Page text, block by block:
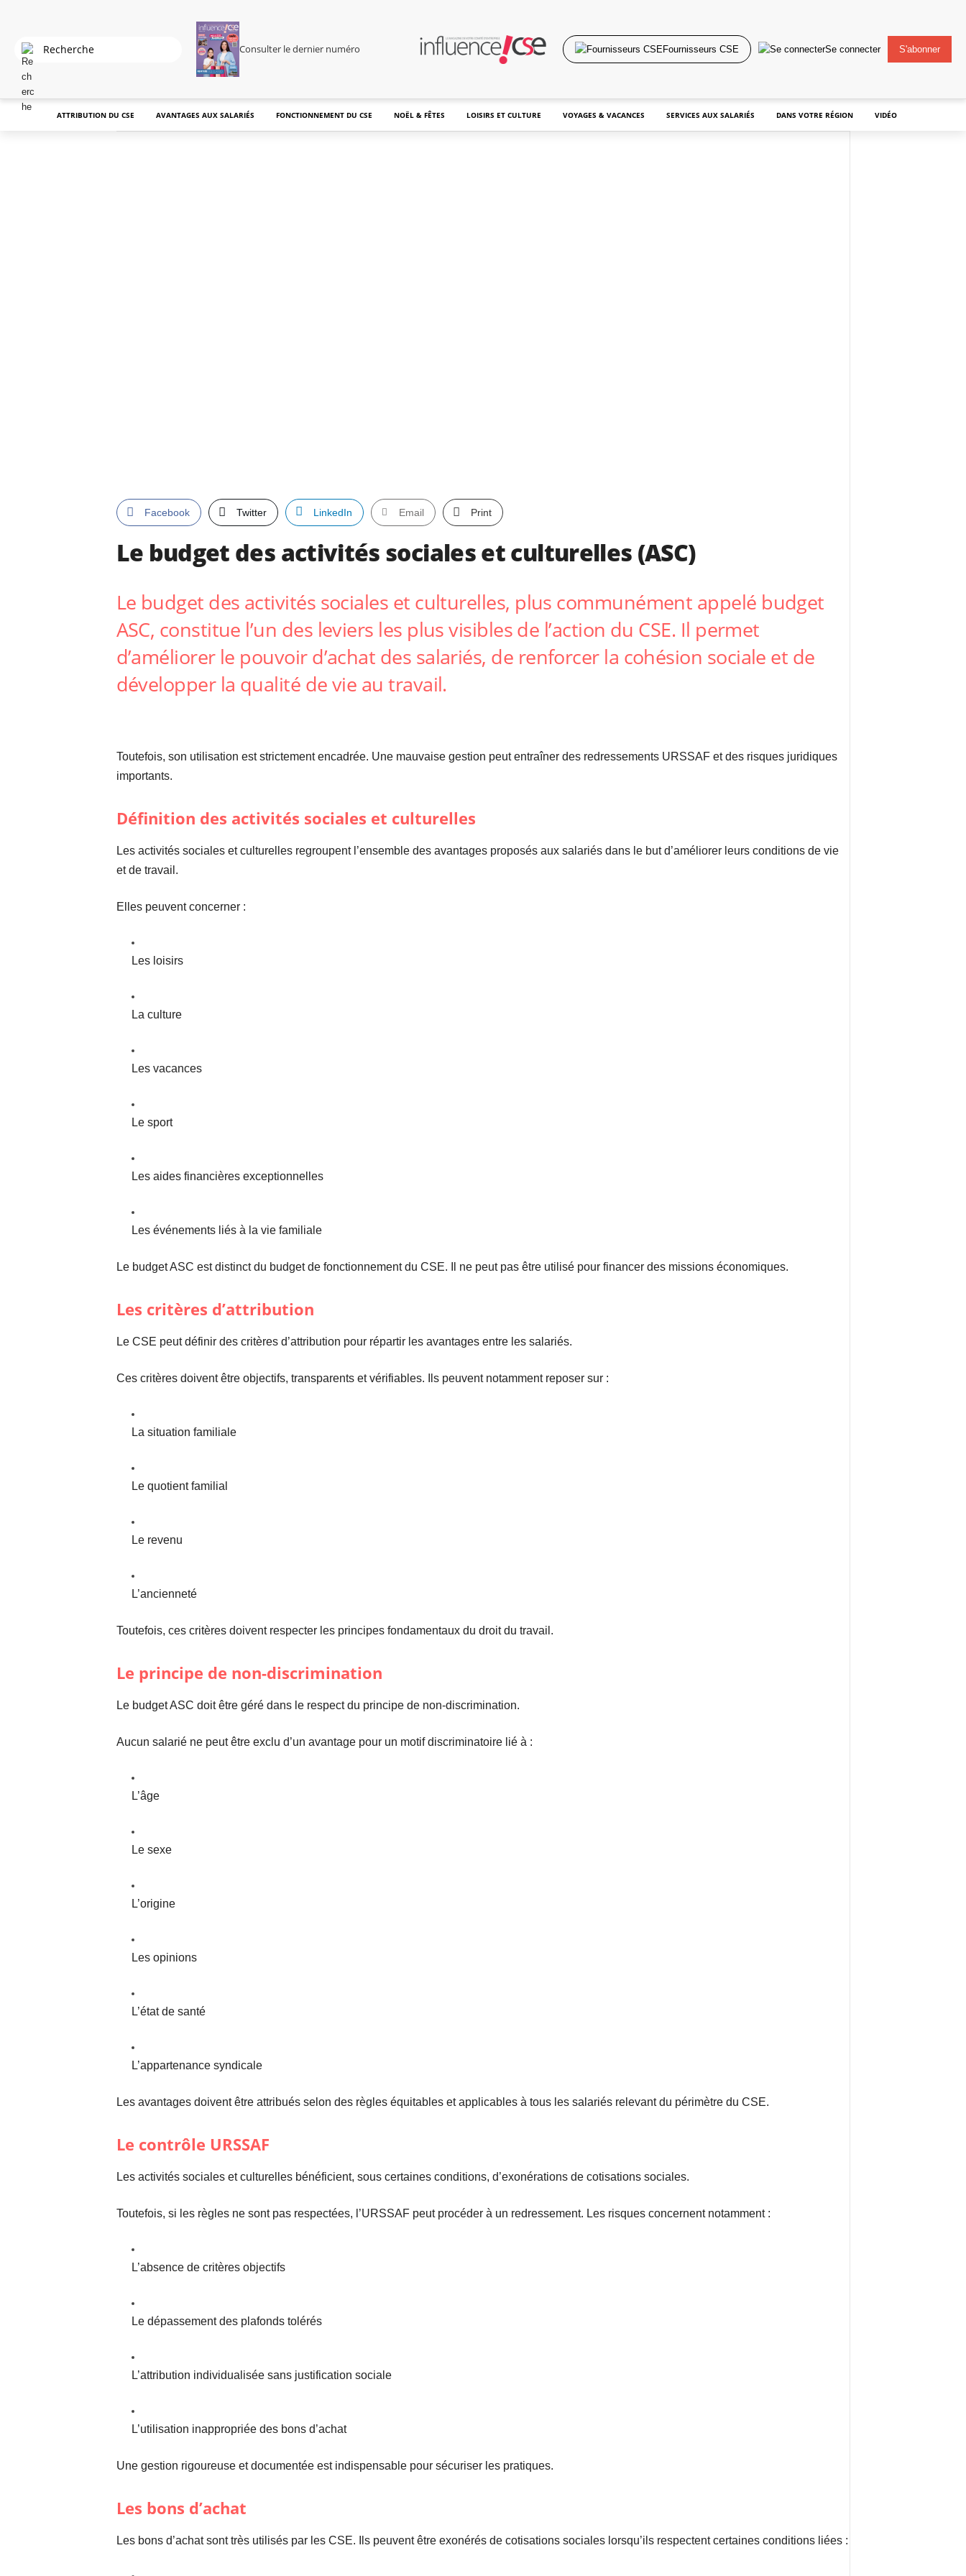
Consulter le dernier numéro Fournisseurs CSE Se connecter S'abonner
ATTRIBUTION DU CSE AVANTAGES AUX SALARIÉS FONCTIONNEMENT DU CSE NOËL & FÊTES LOISIRS ET CULTURE VOYAGES & VACANCES SERVICES AUX SALARIÉS DANS VOTRE RÉGION VIDÉO
Facebook Twitter LinkedIn Email Print
Le budget des activités sociales et culturelles (ASC)
Le budget des activités sociales et culturelles, plus communément appelé budget
ASC, constitue l’un des leviers les plus visibles de l’action du CSE. Il permet
d’améliorer le pouvoir d’achat des salariés, de renforcer la cohésion sociale et de
développer la qualité de vie au travail.
Toutefois, son utilisation est strictement encadrée. Une mauvaise gestion peut entraîner des redressements URSSAF et des risques juridiques
importants.
Définition des activités sociales et culturelles
Les activités sociales et culturelles regroupent l’ensemble des avantages proposés aux salariés dans le but d’améliorer leurs conditions de vie
et de travail.
Elles peuvent concerner :
Les loisirs
La culture
Les vacances
Le sport
Les aides financières exceptionnelles
Les événements liés à la vie familiale
Le budget ASC est distinct du budget de fonctionnement du CSE. Il ne peut pas être utilisé pour financer des missions économiques.
Les critères d’attribution
Le CSE peut définir des critères d’attribution pour répartir les avantages entre les salariés.
Ces critères doivent être objectifs, transparents et vérifiables. Ils peuvent notamment reposer sur :
La situation familiale
Le quotient familial
Le revenu
L’ancienneté
Toutefois, ces critères doivent respecter les principes fondamentaux du droit du travail.
Le principe de non-discrimination
Le budget ASC doit être géré dans le respect du principe de non-discrimination.
Aucun salarié ne peut être exclu d’un avantage pour un motif discriminatoire lié à :
L’âge
Le sexe
L’origine
Les opinions
L’état de santé
L’appartenance syndicale
Les avantages doivent être attribués selon des règles équitables et applicables à tous les salariés relevant du périmètre du CSE.
Le contrôle URSSAF
Les activités sociales et culturelles bénéficient, sous certaines conditions, d’exonérations de cotisations sociales.
Toutefois, si les règles ne sont pas respectées, l’URSSAF peut procéder à un redressement. Les risques concernent notamment :
L’absence de critères objectifs
Le dépassement des plafonds tolérés
L’attribution individualisée sans justification sociale
L’utilisation inappropriée des bons d’achat
Une gestion rigoureuse et documentée est indispensable pour sécuriser les pratiques.
Les bons d’achat
Les bons d’achat sont très utilisés par les CSE. Ils peuvent être exonérés de cotisations sociales lorsqu’ils respectent certaines conditions liées :